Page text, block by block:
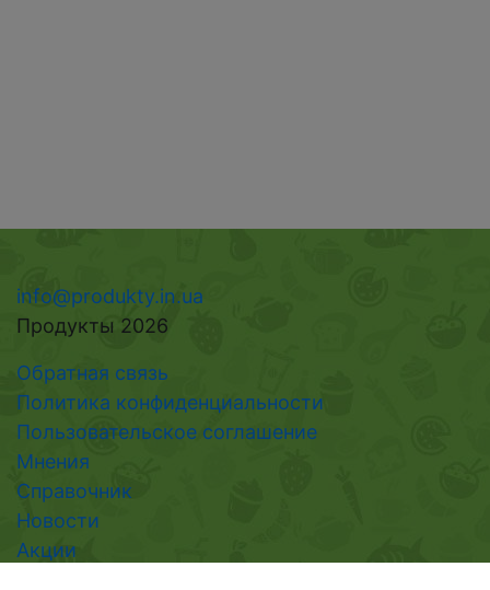
info@produkty.in.ua
Продукты 2026
Обратная связь
Политика конфиденциальности
Пользовательское соглашение
Мнения
Справочник
Новости
Акции